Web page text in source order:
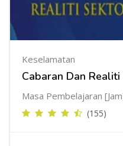
Keselamatan
Cabaran Dan
Masa Pembelajaran
(155)